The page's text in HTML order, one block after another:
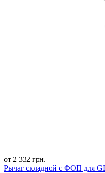
от 2 332 грн.
Рычаг складной с ФОП для